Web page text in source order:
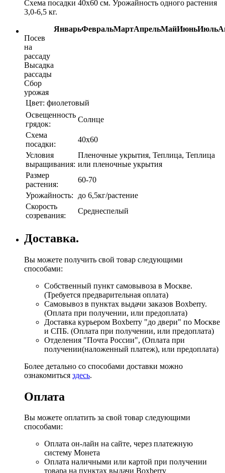
Схема посадки 40х60 см. Урожайность одного растения
3,0-6,5 кг.
ЯнварьФевральМартАпрельМайИюньИюль
Посев
на
рассаду
Высадка
рассады
Сбор
урожая
Цвет: фиолетовый
Освещенность
грядок:
Солнце
Схема
посадки:
40х60
Условия
выращивания:
Пленочные укрытия, Теплица, Теплица
или пленочные укрытия
Размер
растения:
60-70
Урожайность:
до 6,5кг/растение
Скорость
созревания:
Среднеспелый
Доставка.
Вы можете получить свой товар следующими
способами:
Собственный пункт самовывоза в Москве.
(Требуется предварительная оплата)
Самовывоз в пунктах выдачи заказов Boxberry.
(Оплата при получении, или предоплата)
Доставка курьером Boxberry "до двери" по Москве
и СПБ. (Оплата при получении, или предоплата)
Отделения "Почта России", (Оплата при
получении(наложенный платеж), или предоплата)
Более детально со способами доставки можно
ознакомиться здесь.
Оплата
Вы можете оплатить за свой товар следующими
способами:
Оплата он-лайн на сайте, через платежную
систему Монета
Оплата наличными или картой при получении
товара на пунктах выдачи Boxberry